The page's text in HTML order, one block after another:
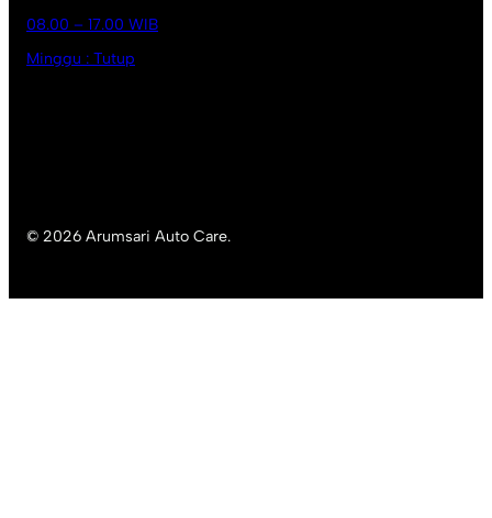
08.00 – 17.00 WIB
Minggu : Tutup
© 2026 Arumsari Auto Care.